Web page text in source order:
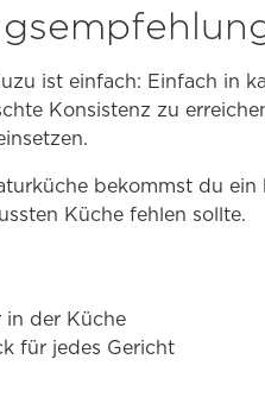
ist einfach: Einfach in
Konsistenz zu
bekommst du
Küche fehlen sollte.
in der Küche
für jedes Gericht